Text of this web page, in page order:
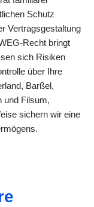
Schutz
Vertragsgestaltung
Recht bringt
sich Risiken
über Ihre
Barßel,
und Filsum,
sichern wir eine